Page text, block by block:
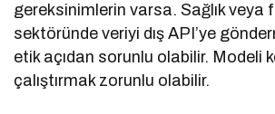
gereksinimlerin varsa. Sağlık veya
sektöründe veriyi dış API’ye
etik açıdan sorunlu olabilir. Modeli
çalıştırmak zorunlu olabilir.